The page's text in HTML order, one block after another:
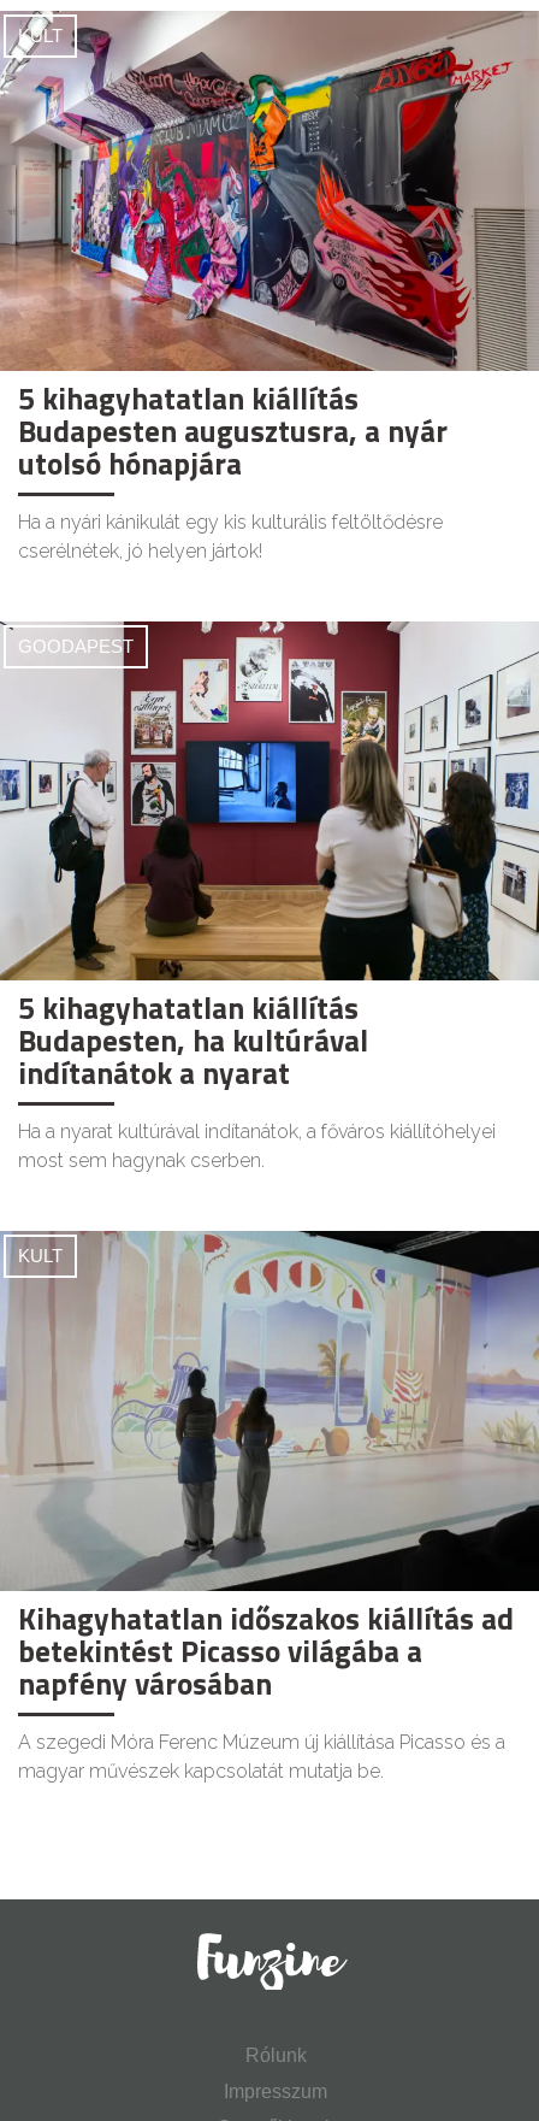
KULT
5 kihagyhatatlan kiállítás
Budapesten augusztusra, a nyár
utolsó hónapjára
Ha a nyári kánikulát egy kis kulturális feltöltődésre
cserélnétek, jó helyen jártok!
GOODAPEST
5 kihagyhatatlan kiállítás
Budapesten, ha kultúrával
indítanátok a nyarat
Ha a nyarat kultúrával indítanátok, a főváros kiállítóhelyei
most sem hagynak cserben.
KULT
Kihagyhatatlan időszakos kiállítás ad
betekintést Picasso világába a
napfény városában
A szegedi Móra Ferenc Múzeum új kiállítása Picasso és a
magyar művészek kapcsolatát mutatja be.
Rólunk
Impresszum